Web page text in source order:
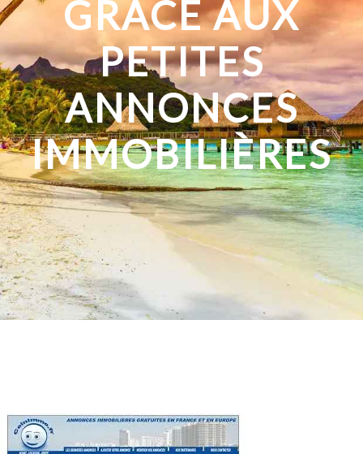
GRÂCE AUX
PETITES
ANNONCES
IMMOBILIÈRES